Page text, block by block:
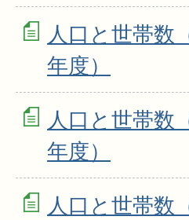
人口と世帯数
年度）
人口と世帯数
年度）
人口と世帯数